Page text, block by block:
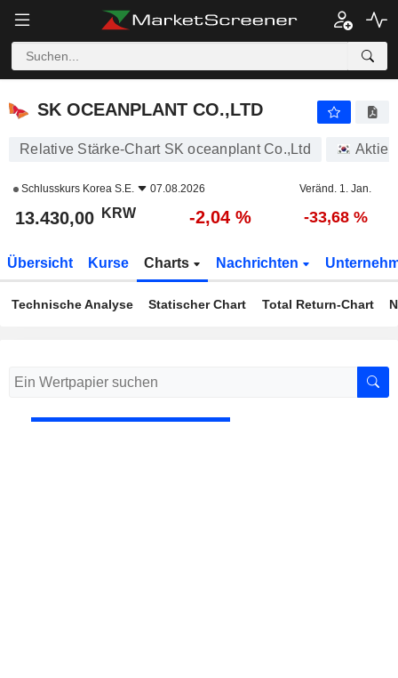
SK OCEANPLANT CO.,LTD
Relative Stärke-Chart SK oceanplant Co.,Ltd Aktien
Schlusskurs Korea S.E. 07.08.2026 Veränd. 1. Jan.
13.430,00 KRW -2,04 % -33,68 %
Übersicht Kurse Charts Nachrichten
Technische Analyse Statischer Chart Total Return-Chart